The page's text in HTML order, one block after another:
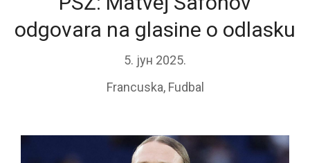
odgovara na glasine o odlasku
5. јун 2025.
Francuska, Fudbal